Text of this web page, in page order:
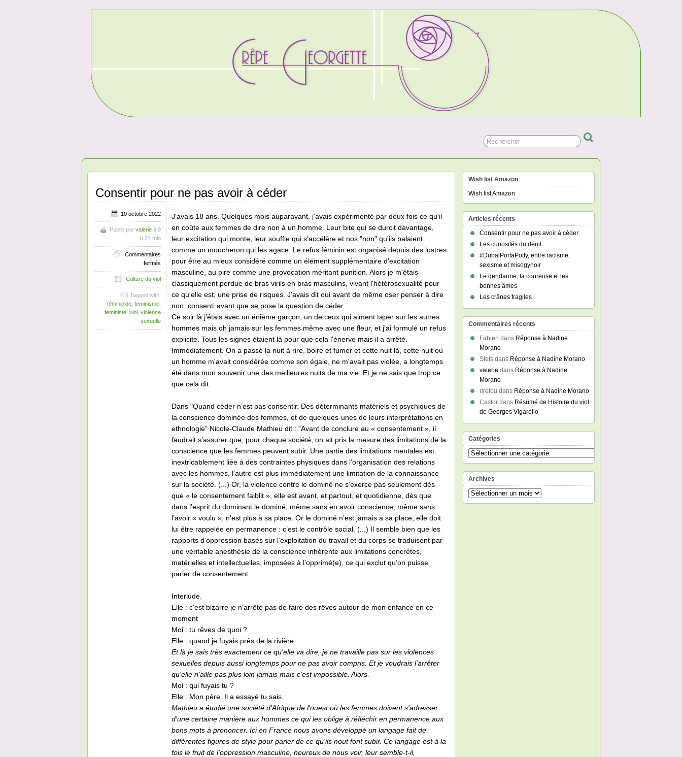
Consentir pour ne pas avoir à céder
J'avais 18 ans. Quelques mois auparavant, j'avais expérimenté par deux fois ce qu'il
en coûte aux femmes de dire non à un homme. Leur bite qui se durcit davantage,
leur excitation qui monte, leur souffle qui s'accélère et nos "non" qu'ils balaient
comme un moucheron qui les agace. Le refus féminin est organisé depuis des lustres
pour être au mieux considéré comme un élément supplémentaire d'excitation
masculine, au pire comme une provocation méritant punition. Alors je m'étais
classiquement perdue de bras virils en bras masculins, vivant l'hétérosexualité pour
ce qu'elle est, une prise de risques. J'avais dit oui avant de même oser penser à dire
non, consenti avant que se pose la question de céder.
Ce soir là j'étais avec un énième garçon, un de ceux qui aiment taper sur les autres
hommes mais oh jamais sur les femmes même avec une fleur, et j'ai formulé un refus
explicite. Tous les signes étaient là pour que cela l'énerve mais il a arrêté.
Immédiatement. On a passé la nuit à rire, boire et fumer et cette nuit là, cette nuit où
un homme m'avait considérée comme son égale, ne m'avait pas violée, a longtemps
été dans mon souvenir une des meilleures nuits de ma vie. Et je ne sais que trop ce
que cela dit.
Dans "Quand céder n’est pas consentir. Des déterminants matériels et psychiques de
la conscience dominée des femmes, et de quelques-unes de leurs interprétations en
ethnologie" Nicole-Claude Mathieu dit : "Avant de conclure au « consentement », il
faudrait s’assurer que, pour chaque société, on ait pris la mesure des limitations de la
conscience que les femmes peuvent subir. Une partie des limitations mentales est
inextricablement liée à des contraintes physiques dans l’organisation des relations
avec les hommes, l’autre est plus immédiatement une limitation de la connaissance
sur la société. (...) Or, la violence contre le dominé ne s’exerce pas seulement dès
que « le consentement faiblit », elle est avant, et partout, et quotidienne, dès que
dans l’esprit du dominant le dominé, même sans en avoir conscience, même sans
l’avoir « voulu », n’est plus à sa place. Or le dominé n’est jamais a sa place, elle doit
lui être rappelée en permanence : c’est le contrôle social. (...) Il semble bien que les
rapports d’oppression basés sur l’exploitation du travail et du corps se traduisent par
une véritable anesthésie de la conscience inhérente aux limitations concrètes,
matérielles et intellectuelles, imposées à l’opprimé(e), ce qui exclut qu’on puisse
parler de consentement.
Interlude.
Elle : c'est bizarre je n'arrête pas de faire des rêves autour de mon enfance en ce
moment
Moi : tu rêves de quoi ?
Elle : quand je fuyais près de la rivière
Et là je sais très exactement ce qu'elle va dire, je ne travaille pas sur les violences
sexuelles depuis aussi longtemps pour ne pas avoir compris. Et je voudrais l'arrêter
qu'elle n'aille pas plus loin jamais mais c'est impossible. Alors.
Moi : qui fuyais tu ?
Elle : Mon père. Il a essayé tu sais.
Mathieu a étudié une société d'Afrique de l'ouest où les femmes doivent s'adresser
d'une certaine manière aux hommes ce qui les oblige à réfléchir en permanence aux
bons mots à prononcer. Ici en France nous avons développé un langage fait de
différentes figures de style pour parler de ce qu'ils nout font subir. Ce langage est à la
fois le fruit de l'oppression masculine, heureux de nous voir, leur semble-t-il,
10 octobre 2022
Publié par valerie à 9
h 24 min
Commentaires
fermés sur
Consentir
pour
ne
pas
avoir
à
céder
Culture du viol
Tagged with:
féminicide feminisme
féministe viol violence
sexuelle
Wish list Amazon
Wish list Amazon
Articles récents
Consentir pour ne pas avoir à céder
Les curiosités du deuil
#DubaiPortaPotty, entre racisme,
sexisme et misogynoir
Le gendarme, la coureuse et les
bonnes âmes
Les crânes fragiles
Commentaires récents
Fabien dans Réponse à Nadine
Morano
Sfefs dans Réponse à Nadine Morano
valerie dans Réponse à Nadine
Morano
rirefou dans Réponse à Nadine Morano
Castor dans Résumé de Histoire du viol
de Georges Vigarello
Catégories
Catégories
Archives
Archives